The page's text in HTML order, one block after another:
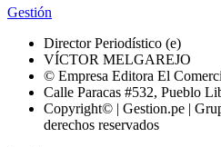
Gestión
Director Periodístico (e)
VÍCTOR MELGAREJO
© Empresa Editora El
Calle Paracas #532, Pueblo
Copyright© | Gestion.pe |
derechos reservados